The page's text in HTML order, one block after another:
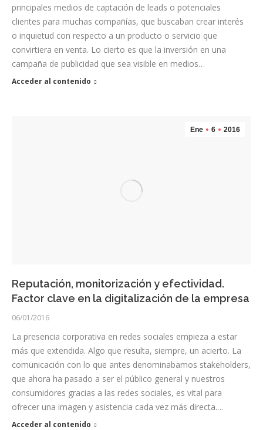
principales medios de captación de leads o potenciales
clientes para muchas compañías, que buscaban crear interés
o inquietud con respecto a un producto o servicio que
convirtiera en venta. Lo cierto es que la inversión en una
campaña de publicidad que sea visible en medios…
Acceder al contenido
Ene 6 2016
Reputación, monitorización y efectividad.
Factor clave en la digitalización de la empresa
06/01/2016
La presencia corporativa en redes sociales empieza a estar
más que extendida. Algo que resulta, siempre, un acierto. La
comunicación con lo que antes denominabamos stakeholders,
que ahora ha pasado a ser el público general y nuestros
consumidores gracias a las redes sociales, es vital para
ofrecer una imagen y asistencia cada vez más directa.…
Acceder al contenido